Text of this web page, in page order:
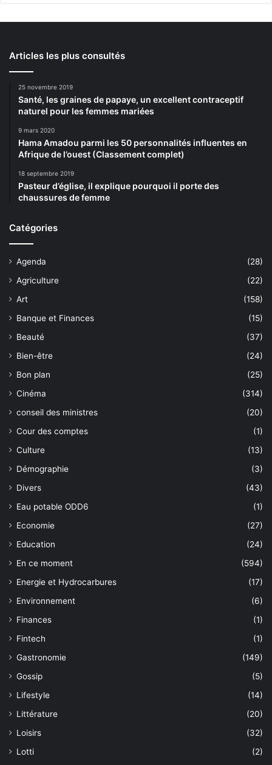
Articles les plus consultés
25 novembre 2019
Santé, les graines de papaye, un excellent contraceptif
naturel pour les femmes mariées
9 mars 2020
Hama Amadou parmi les 50 personnalités influentes en
Afrique de l’ouest (Classement complet)
18 septembre 2019
Pasteur d’église, il explique pourquoi il porte des
chaussures de femme
Catégories
Agenda
(28)
Agriculture
(22)
Art
(158)
Banque et Finances
(15)
Beauté
(37)
Bien-être
(24)
Bon plan
(25)
Cinéma
(314)
conseil des ministres
(20)
Cour des comptes
(1)
Culture
(13)
Démographie
(3)
Divers
(43)
Eau potable ODD6
(1)
Economie
(27)
Education
(24)
En ce moment
(594)
Energie et Hydrocarbures
(17)
Environnement
(6)
Finances
(1)
Fintech
(1)
Gastronomie
(149)
Gossip
(5)
Lifestyle
(14)
Littérature
(20)
Loisirs
(32)
Lotti
(2)